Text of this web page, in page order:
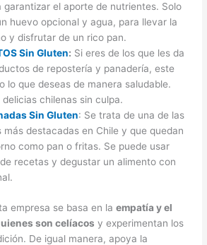
garantizar el aporte de nutrientes. Solo
huevo opcional y agua, para llevar la
y disfrutar de un rico pan.
Sin Gluten: Si eres de los que les da
de repostería y panadería, este
lo que deseas de manera saludable.
chilenas sin culpa.
Sin Gluten: Se trata de una de las
más destacadas en Chile y que quedan
como pan o fritas. Se puede usar
recetas y degustar un alimento con
empresa se basa en laempatía y el
son celíacos y experimentan los
De igual manera, apoya la